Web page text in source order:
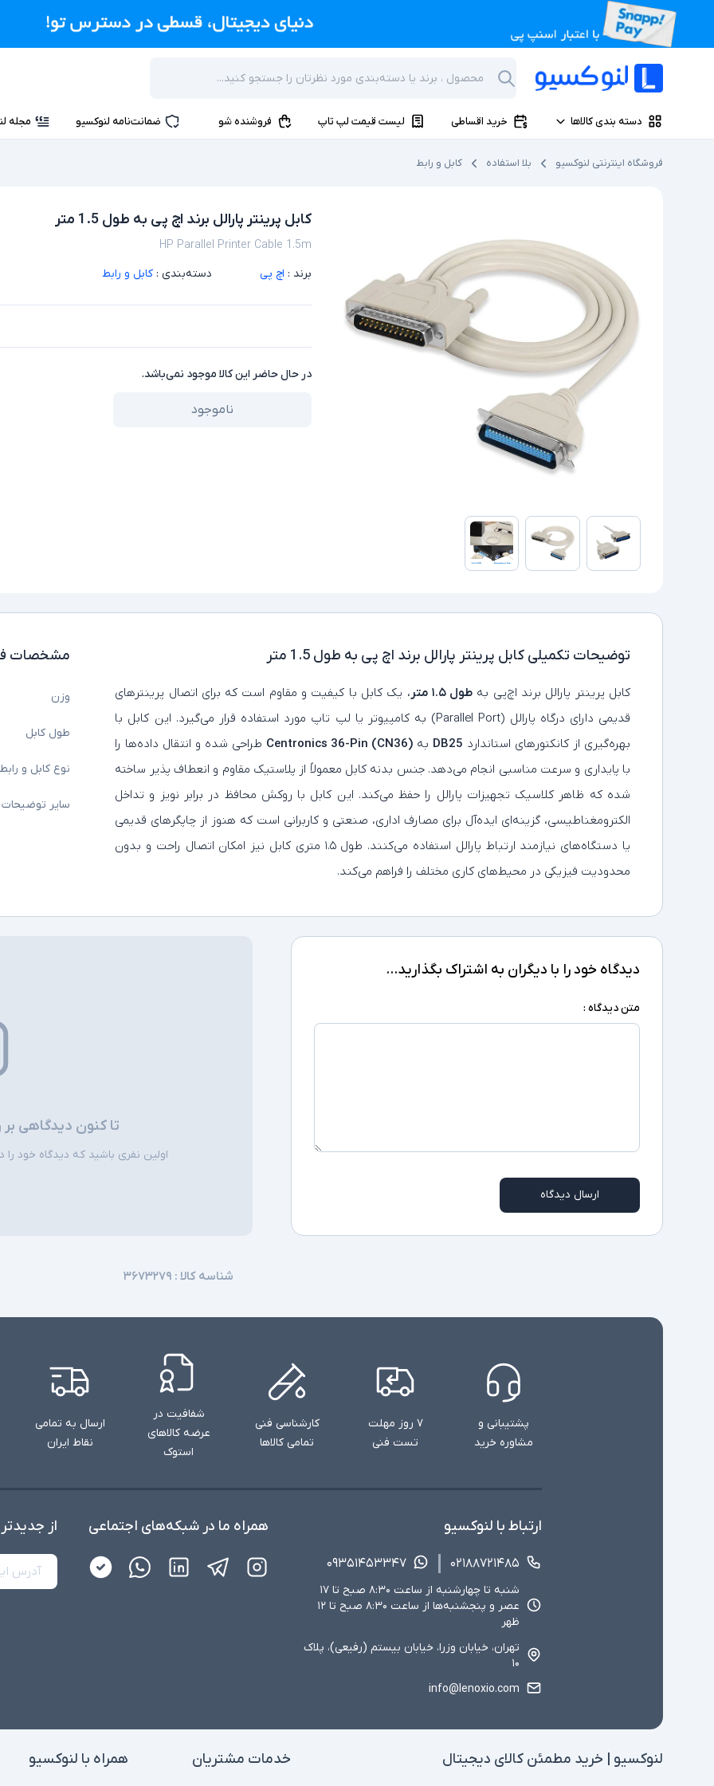
دسته بندی کالاها خرید اقساطی لیست قیمت لپ تاپ فروشنده شو ضمانت‌نامه لنوکسیو مجله
فروشگاه اینترنتی لنوکسیو بلا استفاده کابل و رابط
کابل پرینتر پارالل برند اچ پی به طول 1.5 متر
HP Parallel Printer Cable 1.5m
برند : اچ پی دسته‌بندی : کابل و رابط
در حال حاضر این کالا موجود نمی‌باشد.
ناموجود
توضیحات تکمیلی کابل پرینتر پارالل برند اچ پی به طول 1.5 متر
کابل پرینتر پارالل برند اچ‌پی به طول ۱.۵ متر
، یک کابل با کیفیت و مقاوم است که برای اتصال پرینترهای
قدیمی دارای درگاه پارالل (Parallel Port) به کامپیوتر یا لپ‌ تاپ مورد استفاده قرار می‌گیرد. این کابل با
بهره‌گیری از کانکتورهای استاندارد DB25 به Centronics 36-Pin (CN36) طراحی شده و انتقال داده‌ها را
با پایداری و سرعت مناسبی انجام می‌دهد. جنس بدنه کابل معمولاً از پلاستیک مقاوم و انعطاف‌ پذیر ساخته
شده که ظاهر کلاسیک تجهیزات پارالل را حفظ می‌کند. این کابل با روکش محافظ در برابر نویز و تداخل
الکترومغناطیسی، گزینه‌ای ایده‌آل برای مصارف اداری، صنعتی و کاربرانی است که هنوز از چاپگرهای قدیمی
یا دستگاه‌های نیازمند ارتباط پارالل استفاده می‌کنند. طول ۱.۵ متری کابل نیز امکان اتصال راحت و بدون
محدودیت فیزیکی در محیط‌های کاری مختلف را فراهم می‌کند.
مشخصات
وزن
طول کابل
نوع کابل و رابط
سایر توضیحات
دیدگاه خود را با دیگران به اشتراک بگذارید...
متن دیدگاه :
ارسال دیدگاه
تا کنون دیدگاهی
اولین نفری باشید که دیدگاه خود را
شناسه کالا : ۳۶۷۳۲۷۹
پشتیبانی و
مشاوره خرید
۷ روز مهلت
تست فنی
کارشناسی فنی
تمامی کالاها
شفافیت در
عرضه کالاهای
استوک
ارسال به تمامی
نقاط ایران
ارتباط با لنوکسیو
۰۲۱۸۸۷۲۱۴۸۵ ۰۹۳۵۱۴۵۳۳۴۷
شنبه تا چهارشنبه از ساعت ۸:۳۰ صبح تا ۱۷
عصر و پنجشنبه‌ها از ساعت ۸:۳۰ صبح تا ۱۲
ظهر
تهران، خیابان وزرا، خیابان بیستم (رفیعی)، پلاک
۱۰
info@lenoxio.com
همراه ما در شبکه‌های اجتماعی از
لنوکسیو | خرید مطمئن کالای دیجیتال خدمات مشتریان همراه با لنوکسیو